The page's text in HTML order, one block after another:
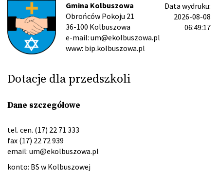
Gmina Kolbuszowa
Obrońców Pokoju 21
36-100 Kolbuszowa
e-mail: um@ekolbuszowa.pl
www: bip.kolbuszowa.pl
Data wydruku:
2026-08-08
06:49:17
Dotacje dla przedszkoli
Dane szczegółowe
tel. cen. (17) 22 71 333
fax (17) 22 72 939
email: um@ekolbuszowa.pl
konto: BS w Kolbuszowej